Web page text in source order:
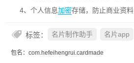
4、个人信息加密存储，防止商业资
标签： 名片制作助手 名片app
包名：com.hefeihengrui.cardmade